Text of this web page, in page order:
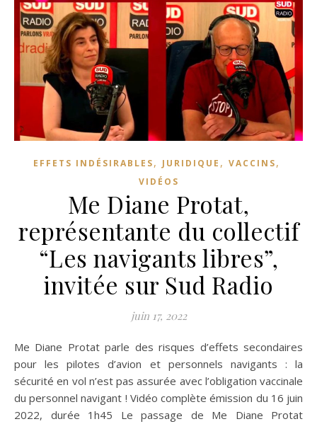
EFFETS INDÉSIRABLES, JURIDIQUE , VACCINS,
VIDÉOS
Me Diane Protat,
représentante du collectif
“Les navigants libres”,
invitée sur Sud Radio
juin 17, 2022
Me Diane Protat parle des risques d’effets secondaires
pour les pilotes d’avion et personnels navigants : la
sécurité en vol n’est pas assurée avec l’obligation vaccinale
du personnel navigant ! Vidéo complète émission du 16 juin
2022, durée 1h45 Le passage de Me Diane Protat